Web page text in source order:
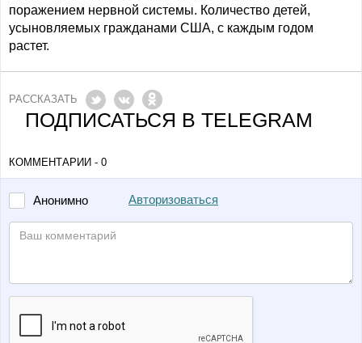
поражением нервной системы. Количество детей,
усыновляемых гражданами США, с каждым годом
растет.
РАССКАЗАТЬ
ПОДПИСАТЬСЯ В TELEGRAM
КОММЕНТАРИИ - 0
Анонимно Авторизоваться